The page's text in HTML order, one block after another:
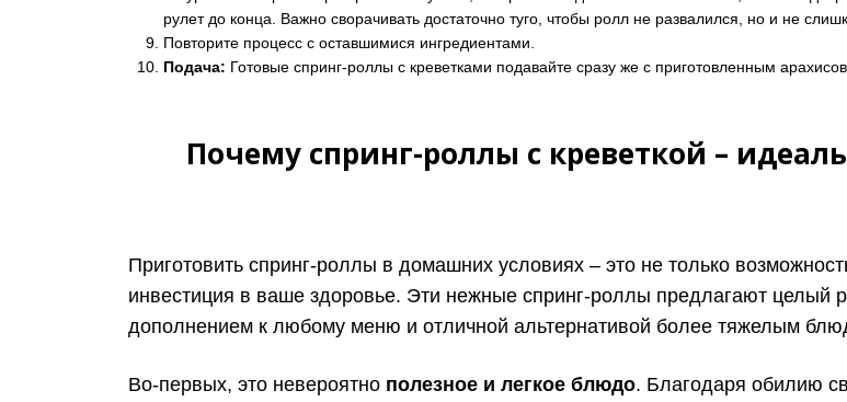
рулет до конца. Важно сворачивать достаточно туго, чтобы ролл не развалился, но и не
Повторите процесс с оставшимися ингредиентами.
Подача: Готовые спринг-роллы с креветками подавайте сразу же с приготовленным
Почему спринг-роллы с креветкой –
Приготовить спринг-роллы в домашних условиях – это не только
инвестиция в ваше здоровье. Эти нежные спринг-роллы предлагают
дополнением к любому меню и отличной альтернативой более тяжелым
Во-первых, это невероятно полезное и легкое блюдо. Благодаря обилию